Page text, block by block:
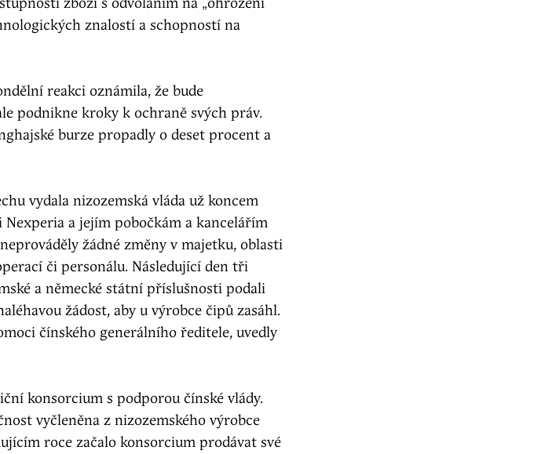
znalostí a schopností na
reakci oznámila, že bude
podnikne kroky k ochraně svých práv.
burze propadly o deset procent a
vydala nizozemská vláda už koncem
a jejím pobočkám a kancelářím
žádné změny v majetku, oblasti
či personálu. Následující den tři
a německé státní příslušnosti podali
žádost, aby u výrobce čipů zasáhl.
čínského generálního ředitele, uvedly
konsorcium s podporou čínské vlády.
vyčleněna z nizozemského výrobce
roce začalo konsorcium prodávat své